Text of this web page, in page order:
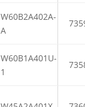
W60B2A402A-
A
W60B1A401U-
1